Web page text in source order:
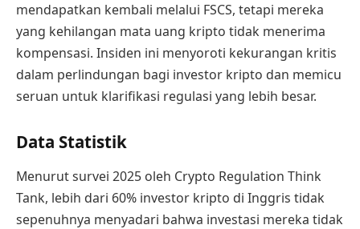
mendapatkan kembali melalui FSCS, tetapi mereka
yang kehilangan mata uang kripto tidak menerima
kompensasi. Insiden ini menyoroti kekurangan kritis
dalam perlindungan bagi investor kripto dan memicu
seruan untuk klarifikasi regulasi yang lebih besar.
Data Statistik
Menurut survei 2025 oleh Crypto Regulation Think
Tank, lebih dari 60% investor kripto di Inggris tidak
sepenuhnya menyadari bahwa investasi mereka tidak